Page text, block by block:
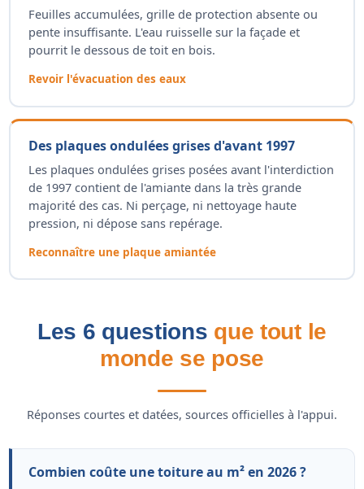
Feuilles accumulées, grille de protection absente ou
pente insuffisante. L'eau ruisselle sur la façade et
pourrit le dessous de toit en bois.
Revoir l'évacuation des eaux
Des plaques ondulées grises d'avant 1997
Les plaques ondulées grises posées avant l'interdiction
de 1997 contient de l'amiante dans la très grande
majorité des cas. Ni perçage, ni nettoyage haute
pression, ni dépose sans repérage.
Reconnaître une plaque amiantée
Les 6 questions que tout le
monde se pose
Réponses courtes et datées, sources officielles à l'appui.
Combien coûte une toiture au m² en 2026 ?